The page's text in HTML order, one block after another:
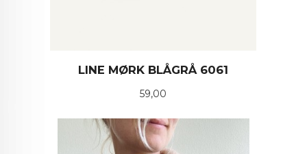
LINE MØRK BLÅGRÅ 6061
Pris
59,00